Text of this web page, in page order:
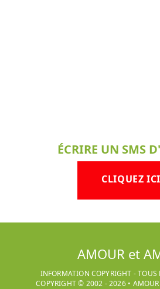
ÉCRIRE UN SMS
CLIQUEZ ICI
AMOUR et
INFORMATION COPYRIGHT - TOUS
COPYRIGHT © 2002 -2026•